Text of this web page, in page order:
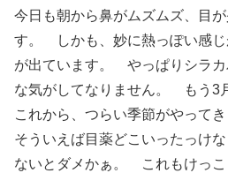
今日も朝から鼻がムズムズ、目
す。 しかも、妙に熱っぽい感じ
が出ています。 やっぱりシラカ
な気がしてなりません。 もう3
これから、つらい季節がやってき
そういえば目薬どこいったっけ
ないとダメかぁ。 これもけっこ